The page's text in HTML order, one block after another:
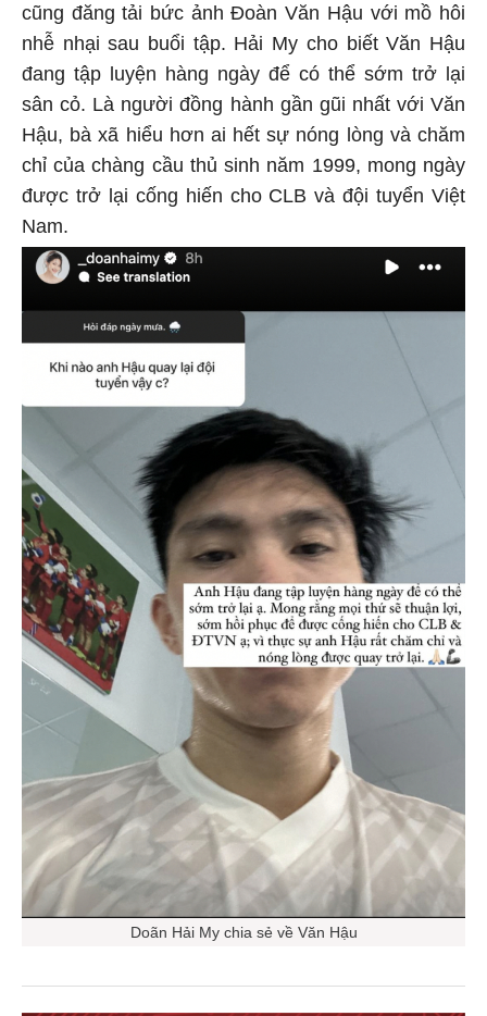
cũng đăng tải bức ảnh Đoàn Văn Hậu với mồ hôi
nhễ nhại sau buổi tập. Hải My cho biết Văn Hậu
đang tập luyện hàng ngày để có thể sớm trở lại
sân cỏ. Là người đồng hành gần gũi nhất với Văn
Hậu, bà xã hiểu hơn ai hết sự nóng lòng và chăm
chỉ của chàng cầu thủ sinh năm 1999, mong ngày
được trở lại cống hiến cho CLB và đội tuyển Việt
Nam.
Doãn Hải My chia sẻ về Văn Hậu